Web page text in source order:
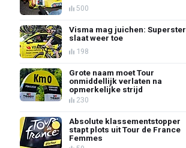
500
Visma mag juichen: Superster
slaat weer toe
198
Grote naam moet Tour
onmiddellijk verlaten na
opmerkelijke strijd
230
Absolute klassementstopper
stapt plots uit Tour de France
Femmes